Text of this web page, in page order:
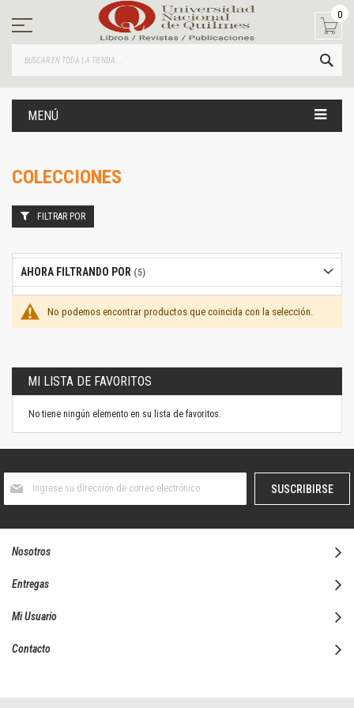
contenido
0
MENÚ
COLECCIONES
No podemos encontrar productos que coincida con la selección.
FILTRAR POR
AHORA FILTRANDO POR
MI LISTA DE FAVORITOS
No tiene ningún elemento en su lista de favoritos.
boletín
SUSCRIBIRSE
Nosotros
Entregas
Mi Usuario
Contacto